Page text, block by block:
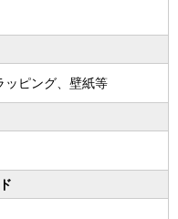
ッピング、壁紙等